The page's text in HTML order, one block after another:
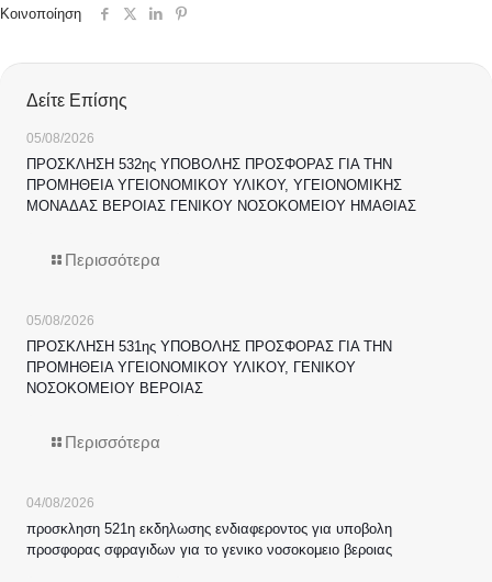
Κοινοποίηση
Δείτε Επίσης
05/08/2026
ΠΡΟΣΚΛΗΣΗ 532ης ΥΠΟΒΟΛΗΣ ΠΡΟΣΦΟΡΑΣ ΓΙΑ ΤΗΝ
ΠΡΟΜΗΘΕΙΑ ΥΓΕΙΟΝΟΜΙΚΟΥ ΥΛΙΚΟΥ, ΥΓΕΙΟΝΟΜΙΚΗΣ
ΜΟΝΑΔΑΣ ΒΕΡΟΙΑΣ ΓΕΝΙΚΟΥ ΝΟΣΟΚΟΜΕΙΟΥ ΗΜΑΘΙΑΣ
Περισσότερα
05/08/2026
ΠΡΟΣΚΛΗΣΗ 531ης ΥΠΟΒΟΛΗΣ ΠΡΟΣΦΟΡΑΣ ΓΙΑ ΤΗΝ
ΠΡΟΜΗΘΕΙΑ ΥΓΕΙΟΝΟΜΙΚΟΥ ΥΛΙΚΟΥ, ΓΕΝΙΚΟΥ
ΝΟΣΟΚΟΜΕΙΟΥ ΒΕΡΟΙΑΣ
Περισσότερα
04/08/2026
προσκληση 521η εκδηλωσης ενδιαφεροντος για υποβολη
προσφορας σφραγιδων για το γενικο νοσοκομειο βεροιας